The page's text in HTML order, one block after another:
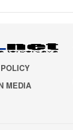
MEDIA